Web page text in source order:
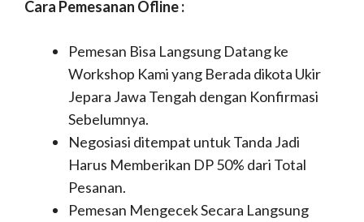
Cara Pemesanan Ofline :
Pemesan Bisa Langsung Datang ke
Workshop Kami yang Berada dikota Ukir
Jepara Jawa Tengah dengan Konfirmasi
Sebelumnya.
Negosiasi ditempat untuk Tanda Jadi
Harus Memberikan DP 50% dari Total
Pesanan.
Pemesan Mengecek Secara Langsung